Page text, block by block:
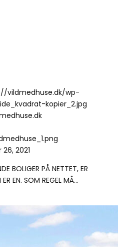
vildmedhuse.dk/wp-
kopier_2.jpg
2021
BOLIGER PÅ NETTET, ER
EN. SOM REGEL MÅ…